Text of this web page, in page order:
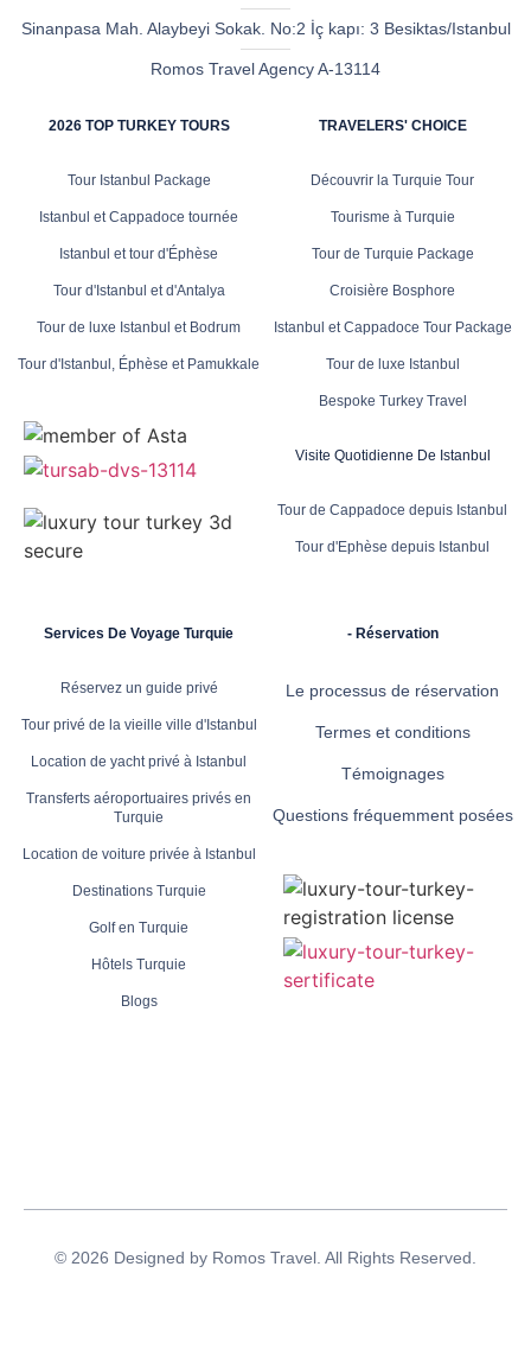
Sinanpasa Mah. Alaybeyi Sokak. No:2 İç kapı: 3 Besiktas/Istanbul
Romos Travel Agency A-13114
2026 TOP TURKEY TOURS
Tour Istanbul Package
Istanbul et Cappadoce tournée
Istanbul et tour d'Éphèse
Tour d'Istanbul et d'Antalya
Tour de luxe Istanbul et Bodrum
Tour d'Istanbul, Éphèse et Pamukkale
TRAVELERS' CHOICE
Découvrir la Turquie Tour
Tourisme à Turquie
Tour de Turquie Package
Croisière Bosphore
Istanbul et Cappadoce Tour Package
Tour de luxe Istanbul
Bespoke Turkey Travel
Visite Quotidienne De Istanbul
Tour de Cappadoce depuis Istanbul
Tour d'Ephèse depuis Istanbul
Services De Voyage Turquie
Réservez un guide privé
Tour privé de la vieille ville d'Istanbul
Location de yacht privé à Istanbul
Transferts aéroportuaires privés en
Turquie
Location de voiture privée à Istanbul
Destinations Turquie
Golf en Turquie
Hôtels Turquie
Blogs
- Réservation
Le processus de réservation
Termes et conditions
Témoignages
Questions fréquemment posées
© 2026 Designed by Romos Travel. All Rights Reserved.